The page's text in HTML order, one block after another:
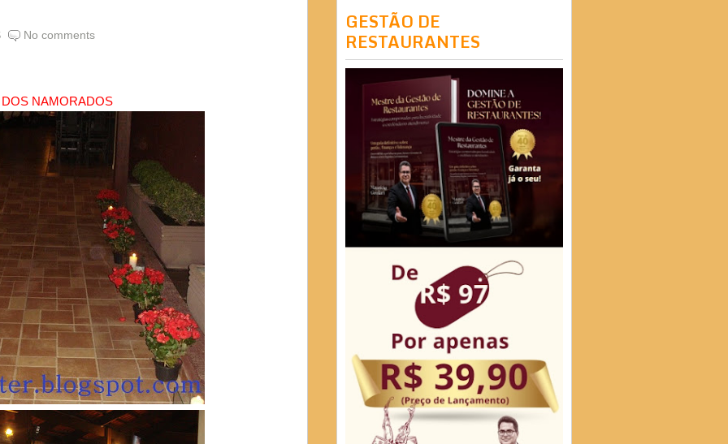
No comments
DOS NAMORADOS
GESTÃO DE
RESTAURANTES